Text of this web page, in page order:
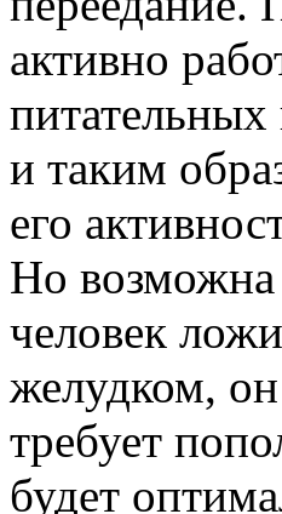
активно
питательных
и таким
его
Но возможна
человек
желудком,
требует
будет